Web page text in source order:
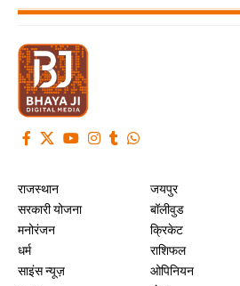
राजस्थान
सरकारी योजना
मनोरंजन
धर्म
साइंस न्यूज़
जयपुर
बॉलीवुड
क्रिकेट
राशिफल
ओपिनियन